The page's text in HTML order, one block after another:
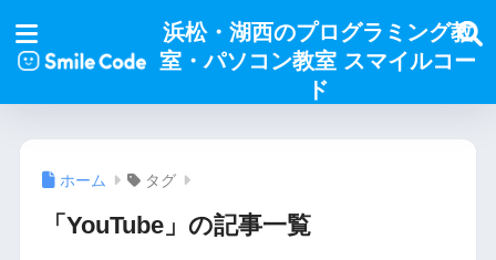
浜松・湖西のプログラミング教
室・パソコン教室 スマイルコー
ド
ホーム タグ
「YouTube」の記事一覧